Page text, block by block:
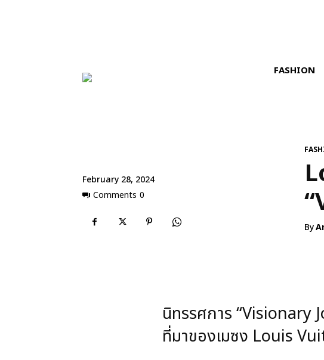
FASHION
February 28, 2024
Comments 0
By
นิทรรศการ “Visionary
ที่มาของเมซง Louis